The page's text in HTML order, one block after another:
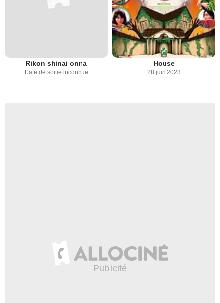
Rikon shinai onna
Date de sortie inconnue
House
28 juin 2023